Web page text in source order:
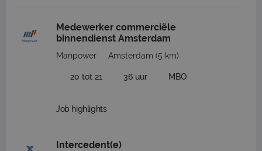
Medewerker commerciële
binnendienst Amsterdam
Manpower Amsterdam (5 km)
20 tot 21 36 uur MBO
Job highlights
Intercedent(e)